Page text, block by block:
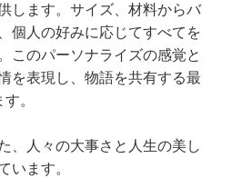
します。サイズ、材料からバ
個人の好みに応じてすべてを
このパーソナライズの感覚と
を表現し、物語を共有する最
。
、人々の大事さと人生の美し
います。